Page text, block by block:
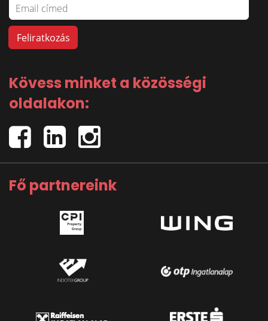
Kövess minket a közösségi
oldalakon:
Fő partnereink